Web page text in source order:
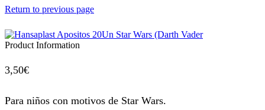
Return to previous page
Product Information
3,50€
Para niños con motivos de Star Wars.